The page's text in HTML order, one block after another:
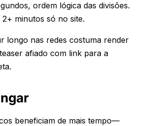
ordem lógica das divisões.
minutos só no site.
longo nas redes costuma render
afiado com link para a
beneficiam de mais tempo—